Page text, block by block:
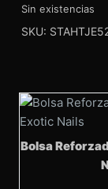
Sin existencias
SKU:
Bolsa